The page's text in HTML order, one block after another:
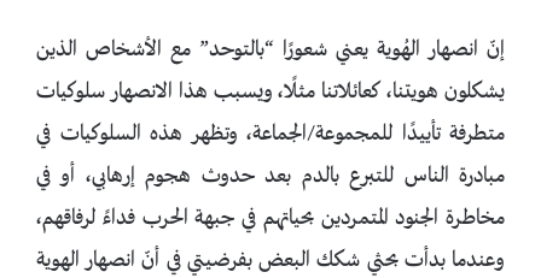
إنّ انصهار الهُوية يعني شعورًا “بالتوحد” مع الأشخاص الذين
يشكلون هويتنا، كعائلاتنا مثلًا، ويسبب هذا الانصهار سلوكيات
متطرفة تأييدًا للمجموعة/الجماعة، وتظهر هذه السلوكيات في
مبادرة الناس للتبرع بالدم بعد حدوث هجوم إرهابي، أو في
مخاطرة الجنود المتمردين بحياتهم في جبهة الحرب فداءً لرفاقهم،
وعندما بدأت بحثي شكك البعض بفرضيتي في أنّ انصهار الهوية